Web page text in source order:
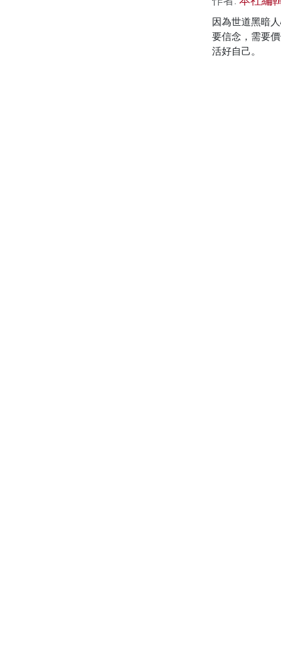
因為世道黑暗
要信念，需要
活好自己。